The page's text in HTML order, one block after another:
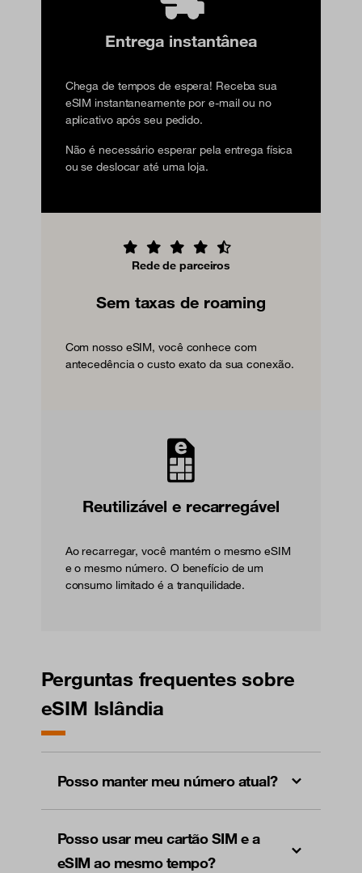
Entrega instantânea
Chega de tempos de espera! Receba sua
eSIM instantaneamente por e-mail ou no
aplicativo após seu pedido.
Não é necessário esperar pela entrega física
ou se deslocar até uma loja.
Rede de parceiros
Sem taxas de roaming
Com nosso eSIM, você conhece com
antecedência o custo exato da sua conexão.
Reutilizável e recarregável
Ao recarregar, você mantém o mesmo eSIM
e o mesmo número. O benefício de um
consumo limitado é a tranquilidade.
Perguntas frequentes sobre
eSIM Islândia
Posso manter meu número atual?
Posso usar meu cartão SIM e a
eSIM ao mesmo tempo?